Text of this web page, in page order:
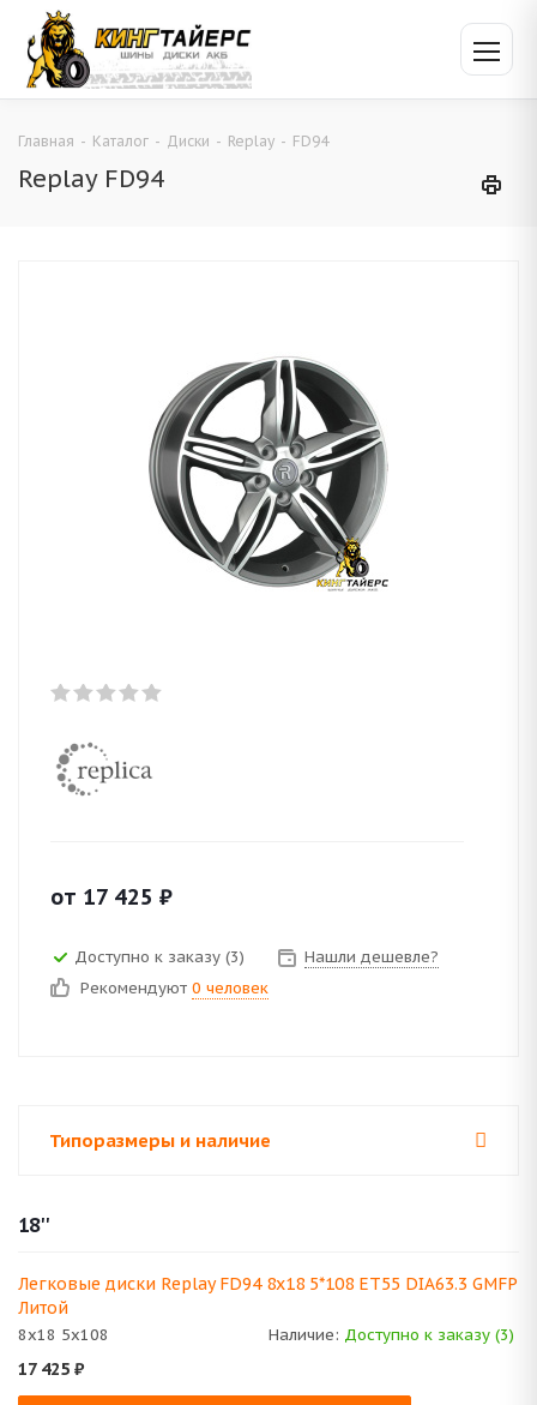
Главная - Каталог - Диски - Replay - FD94
Replay FD94
от 17 425 ₽
Доступно к заказу (3)
Нашли дешевле?
Рекомендуют 0 человек
Типоразмеры и наличие
18''
Легковые диски Replay FD94 8x18 5*108 ET55 DIA63.3 GMFP
Литой
8x18 5x108 Наличие: Доступно к заказу (3)
17 425 ₽